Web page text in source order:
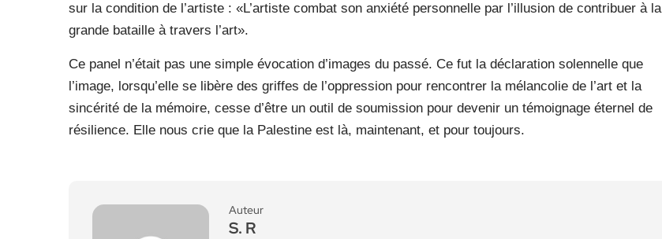
sur la condition de l’artiste : «L’artiste combat son anxiété personnelle par l’illusion de contribuer à la
grande bataille à travers l’art».
Ce panel n’était pas une simple évocation d’images du passé. Ce fut la déclaration solennelle que
l’image, lorsqu’elle se libère des griffes de l’oppression pour rencontrer la mélancolie de l’art et la
sincérité de la mémoire, cesse d’être un outil de soumission pour devenir un témoignage éternel de
résilience. Elle nous crie que la Palestine est là, maintenant, et pour toujours.
Auteur
S. R